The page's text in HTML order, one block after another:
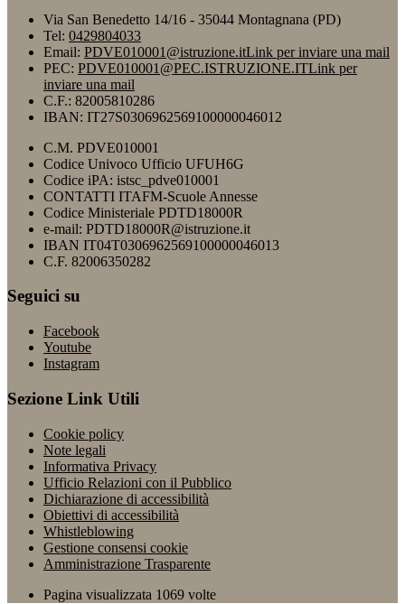
Via San Benedetto 14/16 - 35044 Montagnana (PD)
Tel: 0429804033
Email: PDVE010001@istruzione.itLink per inviare una mail
PEC: PDVE010001@PEC.ISTRUZIONE.ITLink per
inviare una mail
C.F.: 82005810286
IBAN: IT27S0306962569100000046012
C.M. PDVE010001
Codice Univoco Ufficio UFUH6G
Codice iPA: istsc_pdve010001
CONTATTI ITAFM-Scuole Annesse
Codice Ministeriale PDTD18000R
e-mail: PDTD18000R@istruzione.it
IBAN IT04T0306962569100000046013
C.F. 82006350282
Seguici su
Facebook
Youtube
Instagram
Sezione Link Utili
Cookie policy
Note legali
Informativa Privacy
Ufficio Relazioni con il Pubblico
Dichiarazione di accessibilità
Obiettivi di accessibilità
Whistleblowing
Gestione consensi cookie
Amministrazione Trasparente
Pagina visualizzata 1069 volte